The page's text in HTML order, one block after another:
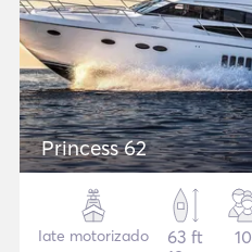
Princess 62
Iate motorizado
63 ft
10